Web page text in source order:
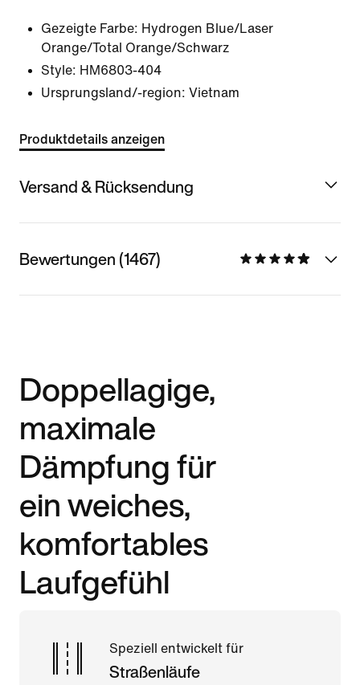
Gezeigte Farbe: Hydrogen Blue/Laser
Orange/Total Orange/Schwarz
Style: HM6803-404
Ursprungsland/-region: Vietnam
Produktdetails anzeigen
Versand & Rücksendung
Bewertungen (1467)
Doppellagige,
maximale
Dämpfung für
ein weiches,
komfortables
Laufgefühl
Speziell entwickelt für
Straßenläufe